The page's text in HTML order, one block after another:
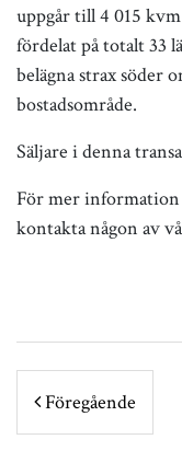
uppgår till 4 015
fördelat på totalt 33
belägna strax söder
bostadsområde.
Säljare i denna
För mer
kontakta någon av
POST
Föregående